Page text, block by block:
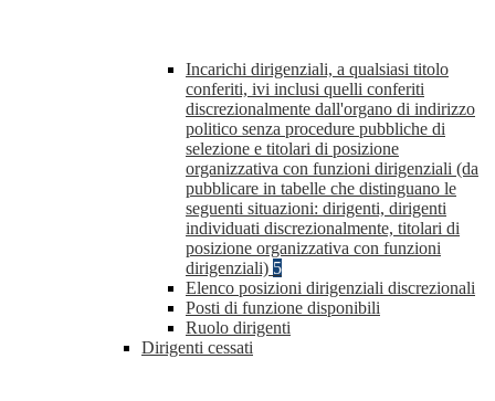
Incarichi dirigenziali, a qualsiasi titolo
conferiti, ivi inclusi quelli conferiti
discrezionalmente dall'organo di indirizzo
politico senza procedure pubbliche di
selezione e titolari di posizione
organizzativa con funzioni dirigenziali (da
pubblicare in tabelle che distinguano le
seguenti situazioni: dirigenti, dirigenti
individuati discrezionalmente, titolari di
posizione organizzativa con funzioni
dirigenziali) 5
Elenco posizioni dirigenziali discrezionali
Posti di funzione disponibili
Ruolo dirigenti
Dirigenti cessati